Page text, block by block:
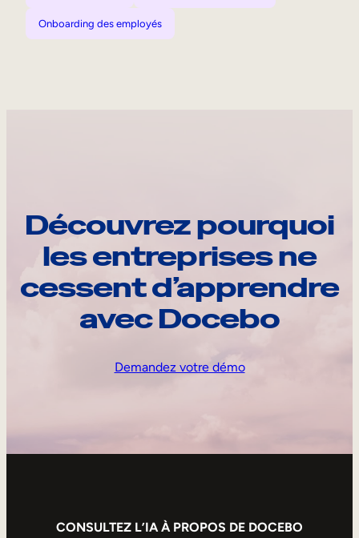
Onboarding des employés
Découvrez pourquoi
les entreprises ne
cessent d’apprendre
avec Docebo
Demandez votre démo
CONSULTEZ L’IA À PROPOS DE DOCEBO